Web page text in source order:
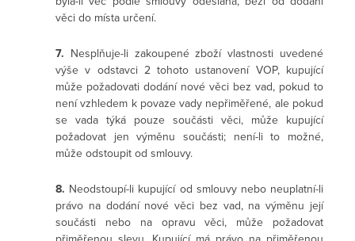
věci do místa určení.
7. Nesplňuje-li zakoupené zboží vlastnosti uvedené
výše v odstavci 2 tohoto ustanovení VOP, kupující
může požadovati dodání nové věci bez vad, pokud to
není vzhledem k povaze vady nepřiměřené, ale pokud
se vada týká pouze součásti věci, může kupující
požadovat jen výměnu součásti; není-li to možné,
může odstoupit od smlouvy.
8. Neodstoupí-li kupující od smlouvy nebo neuplatní-li
právo na dodání nové věci bez vad, na výměnu její
součásti nebo na opravu věci, může požadovat